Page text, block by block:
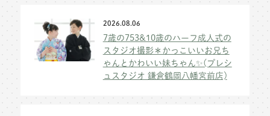
2026.08.06
7歳の753&10歳のハーフ成人式の
スタジオ撮影＊かっこいいお兄ち
ゃんとかわいい妹ちゃん✨(プレシ
ュスタジオ 鎌倉鶴岡八幡宮前店)